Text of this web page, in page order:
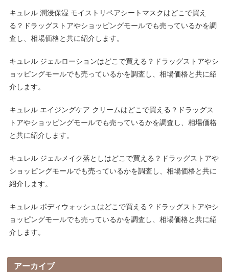
キュレル 潤浸保湿 モイストリペアシートマスクはどこで買え
る？ドラッグストアやショッピングモールでも売っているかを調
査し、相場価格と共に紹介します。
キュレル ジェルローションはどこで買える？ドラッグストアやシ
ョッピングモールでも売っているかを調査し、相場価格と共に紹
介します。
キュレル エイジングケア クリームはどこで買える？ドラッグス
トアやショッピングモールでも売っているかを調査し、相場価格
と共に紹介します。
キュレル ジェルメイク落としはどこで買える？ドラッグストアや
ショッピングモールでも売っているかを調査し、相場価格と共に
紹介します。
キュレル ボディウォッシュはどこで買える？ドラッグストアやシ
ョッピングモールでも売っているかを調査し、相場価格と共に紹
介します。
アーカイブ